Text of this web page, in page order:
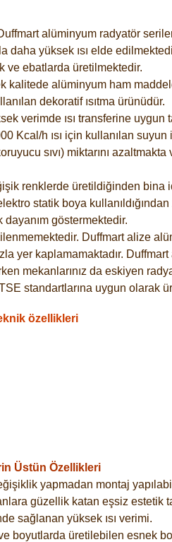
alüminyum radyatör
daha yüksek ısı elde
ve ebatlarda üretilmektedir.
kalitede alüminyum ham
dekoratif ısıtma ürünüdür.
verimde ısı transferine uygun
Kcal/h ısı için kullanılan
sıvı) miktarını
renklerde üretildiğinden
statik boya
göstermektedir.
Duffmart alize
yer kaplamamaktadır.
mekanlarınız da eskiyen
standartlarına uygun olarak
özellikleri
Üstün Özellikleri
yapmadan montaj
güzellik katan eşsiz estetik
sağlanan yüksek ısı verimi.
boyutlarda üretilebilen esnek